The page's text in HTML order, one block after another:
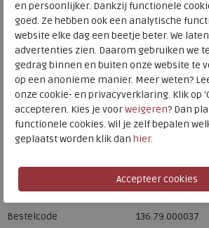
Meijerink Hoorn
HOORN
Hulp nodig? bel:0229 760 760
Gratis verzending binnen Nederland*
Voor 14:00 uur besteld = dezelfde
Altijd retourneren, binnen 1 werkdag
Mephisto
Bestelcode
136.79.000037
en persoonlijker. Dankzij functionele
goed. Ze hebben ook een analytische
website elke dag een beetje beter. We
advertenties zien. Daarom gebruiken we
gedrag binnen en buiten onze website te
op een anonieme manier. Meer weten?
onze cookie- en privacyverklaring. Klik op
accepteren. Kies je voorweigeren? Dan
functionele cookies. Wil je zelf bepalen
geplaatst worden klik dan hier.